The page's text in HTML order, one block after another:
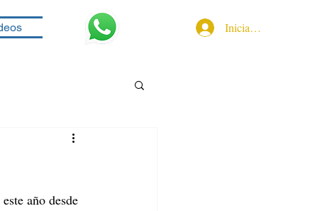
Iniciar sesión
año desde